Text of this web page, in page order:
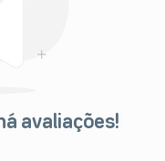
avaliações!